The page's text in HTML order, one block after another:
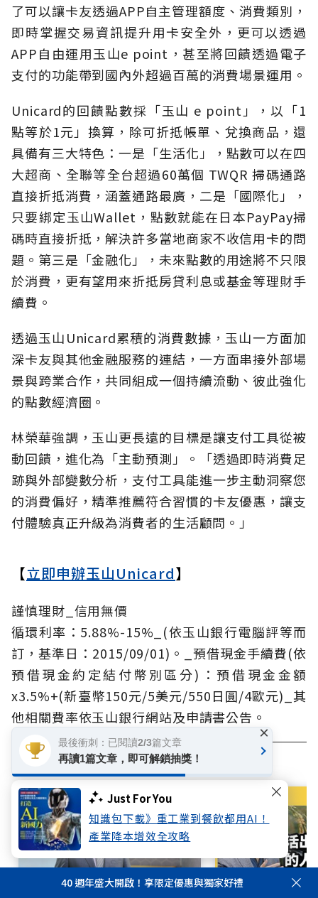
Just For You
知識包下載》重工業到餐飲都用AI！
產業降本增效全攻略
了可以讓卡友透過APP自主管理額度、消費類別，
即時掌握交易資訊提升用卡安全外，更可以透過
APP自由運用玉山e point，甚至將回饋透過電子
支付的功能帶到國內外超過百萬的消費場景運用。
Unicard的回饋點數採「玉山 e point」，以「1
點等於1元」換算，除可折抵帳單、兌換商品，還
具備有三大特色：一是「生活化」，點數可以在四
大超商、全聯等全台超過60萬個 TWQR 掃碼通路
直接折抵消費，涵蓋通路最廣，二是「國際化」，
只要綁定玉山Wallet，點數就能在日本PayPay掃
碼時直接折抵，解決許多當地商家不收信用卡的問
題。第三是「金融化」，未來點數的用途將不只限
於消費，更有望用來折抵房貸利息或基金等理財手
續費。
透過玉山Unicard累積的消費數據，玉山一方面加
深卡友與其他金融服務的連結，一方面串接外部場
景與跨業合作，共同組成一個持續流動、彼此強化
的點數經濟圈。
林榮華強調，玉山更長遠的目標是讓支付工具從被
動回饋，進化為「主動預測」。「透過即時消費足
跡與外部變數分析，支付工具能進一步主動洞察您
的消費偏好，精準推薦符合習慣的卡友優惠，讓支
付體驗真正升級為消費者的生活顧問。」
【立即申辦玉山Unicard】
謹慎理財_信用無價
循環利率：5.88%-15%_(依玉山銀行電腦評等而
訂，基準日：2015/09/01)。_預借現金手續費(依
預借現金約定結付幣別區分)：預借現金金額
x3.5%+(新臺幣150元/5美元/550日圓/4歐元)_其
他相關費率依玉山銀行網站及申請書公告。
相關文章
40 週年盛大開啟！享限定優惠與獨家好禮
最後衝刺：已閱讀2/3篇文章
再讀1篇文章，即可解鎖抽獎！
×